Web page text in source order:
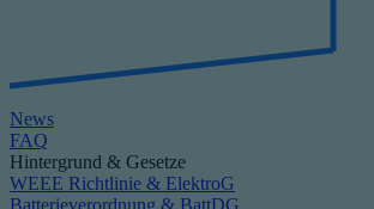
News
FAQ
Hintergrund & Gesetze
WEEE Richtlinie & ElektroG
Batterieverordnung & BattDG